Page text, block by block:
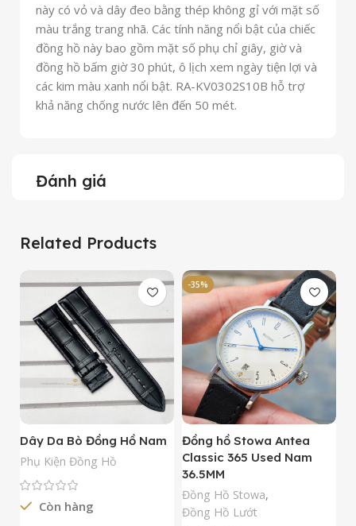
này có vỏ và dây đeo bằng thép không gỉ với mặt số
màu trắng trang nhã. Các tính năng nổi bật của chiếc
đồng hồ này bao gồm mặt số phụ chỉ giây, giờ và
đồng hồ bấm giờ 30 phút, ô lịch xem ngày tiện lợi và
các kim màu xanh nổi bật. RA-KV0302S10B hỗ trợ
khả năng chống nước lên đến 50 mét.
Đánh giá
Related Products
Dây Da Bò Đồng Hồ Nam
Phụ Kiện Đồng Hồ
Còn hàng
-35%
Đồng hồ Stowa Antea
Classic 365 Used Nam
36.5MM
Đồng Hồ Stowa,
Đồng Hồ Lướt